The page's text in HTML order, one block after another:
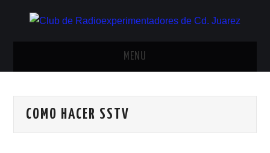
MENU
ANTENAS Y ACCESORIOS
COMO HACER SSTV